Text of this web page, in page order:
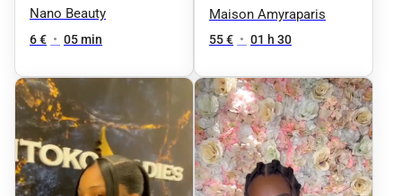
Nano Beauty
6 € • 05 min
cheveux naturel
Maison Amyraparis
55 € • 01 h 30